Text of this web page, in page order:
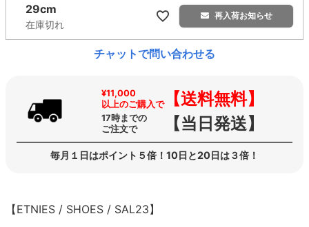
29cm
在庫切れ
再入荷お知らせ
チャットで問い合わせる
¥11,000
以上のご購入で【送料無料】
17時までの
ご注文で
【当日発送】
毎月１日はポイント５倍！10日と20日は３倍！
【ETNIES / SHOES / SAL23】